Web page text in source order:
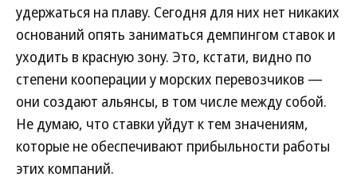
удержаться на плаву. Сегодня для них нет никаких
оснований опять заниматься демпингом ставок и
уходить в красную зону. Это, кстати, видно по
степени кооперации у морских перевозчиков —
они создают альянсы, в том числе между собой.
Не думаю, что ставки уйдут к тем значениям,
которые не обеспечивают прибыльности работы
этих компаний.